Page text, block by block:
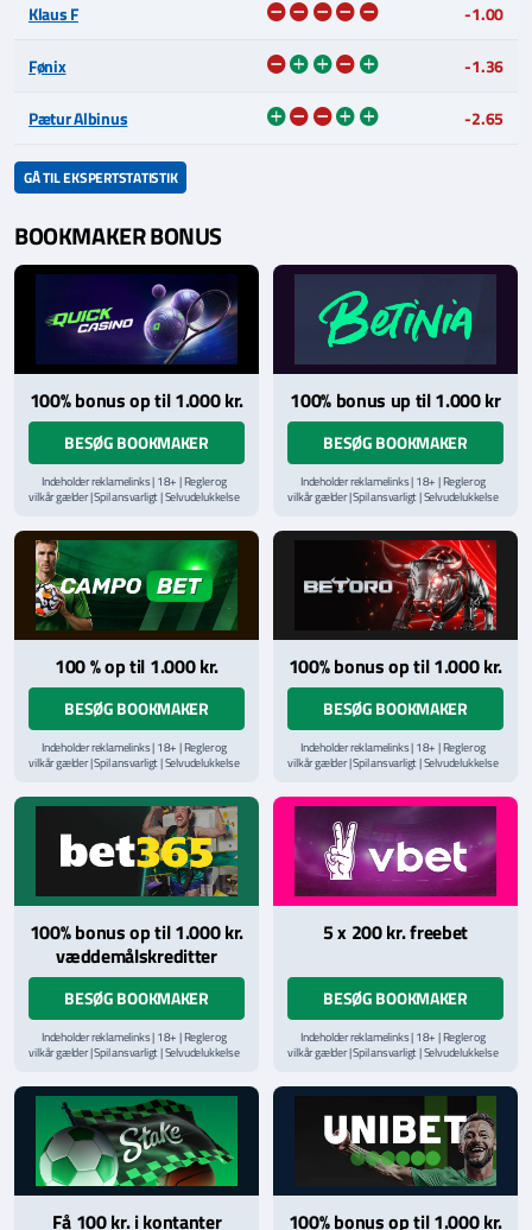
Klaus F -1.00
Fønix -1.36
Pætur Albinus -2.65
GÅ TIL EKSPERTSTATISTIK
BOOKMAKER BONUS
100% bonus op til 1.000 kr.
BESØG BOOKMAKER
Indeholder reklamelinks | 18+ | Regler og
vilkår gælder | Spil ansvarligt | Selvudelukkelse
hjælpelinje påStopSpillet.dk
Læs vilkår og betingelserher
100% bonus up til 1.000 kr
BESØG BOOKMAKER
Indeholder reklamelinks | 18+ | Regler og
vilkår gælder | Spil ansvarligt | Selvudelukkelse
hjælpelinje påStopSpillet.dk
Læs vilkår og betingelserher
100 % op til 1.000 kr.
BESØG BOOKMAKER
Indeholder reklamelinks | 18+ | Regler og
vilkår gælder | Spil ansvarligt | Selvudelukkelse
hjælpelinje påStopSpillet.dk
Læs vilkår og betingelserher
100% bonus op til 1.000 kr.
BESØG BOOKMAKER
Indeholder reklamelinks | 18+ | Regler og
vilkår gælder | Spil ansvarligt | Selvudelukkelse
hjælpelinje påStopSpillet.dk
Læs vilkår og betingelserher
100% bonus op til 1.000 kr.
væddemålskreditter
BESØG BOOKMAKER
Indeholder reklamelinks | 18+ | Regler og
vilkår gælder | Spil ansvarligt | Selvudelukkelse
hjælpelinje påStopSpillet.dk
5 x 200 kr. freebet
BESØG BOOKMAKER
Indeholder reklamelinks | 18+ | Regler og
vilkår gælder | Spil ansvarligt | Selvudelukkelse
hjælpelinje påStopSpillet.dk
Læs vilkår og betingelserher
Få 100 kr. i kontanter 100% bonus op til 1.000 kr.